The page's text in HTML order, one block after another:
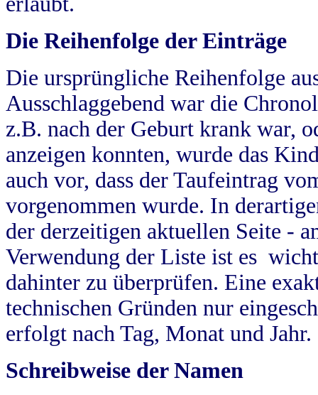
Die Reihenfolge der Einträge
Die ursprüngliche Reihenfolge
Ausschlaggebend war die
z.B. nach der Geburt krank war,
anzeigen konnten, wurde das
auch vor, dass der Taufeintrag
vorgenommen wurde. In
der derzeitigen aktuellen Seite -
Verwendung der Liste ist es
dahinter zu überprüfen. Eine
technischen Gründen nur
erfolgt nach Tag, Monat und Jahr.
Schreibweise der Namen